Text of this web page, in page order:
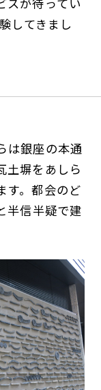
してきまし
は銀座の本通
土塀をあしら
す。都会のど
半信半疑で建